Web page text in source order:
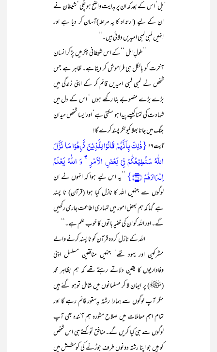
َبل‘ اس کے بعد کہ ان پر ہدایت واضح ہو چکی ‘ شیطان نے
ان کے لیے (ارتداد کا یہ مرحلہ)آسان کر دیا ہے اور
انہیں لمبی لمبی امیدیں دلائی ہیں۔‘‘
’’طولِ امل ‘‘کے اس شیطانی چکر میں پڑ کر انسان
آخرت کو بالکل ہی فراموش کر دیتاہے۔ ظاہر ہے جس
شخص نے لمبی لمبی امیدیں قائم کر کے اپنی زندگی میں
بڑے بڑے منصوبے بنا رکھے ہوں ‘ اس کے دل میں
شہادت کی تمنا کیسے پیدا ہو سکتی ہے‘ اورایسا شخص میدان
جنگ میں جانا بھلا کیونکر پسند کرے گا!
آیت ۲۶
{ذٰلِکَ بِاَنَّہُمۡ قَالُوۡا لِلَّذِیۡنَ کَرِہُوۡا مَا نَزَّلَ
اللّٰہُ سَنُطِیۡعُکُمۡ فِیۡ بَعۡضِ الۡاَمۡرِ ۚۖ وَ اللّٰہُ یَعۡلَمُ
اِسۡرَارَہُمۡ ﴿۲۶﴾}
’’یہ اس لیے ہوا کہ انہوں نے ان
لوگوں سے جنہیں اللہ کا نازل کیا ہوا (قرآن) نا پسند
ہے‘کہا کہ ہم بعض امور میں تمہاری اطاعت جاری رکھیں
گے۔ اور اللہ کو ان کی خفیہ باتوں کا خوب علم ہے۔‘‘
اللہ کے نازل کردہ قرآن کو نا پسند کرنے والے
مشرکین اور یہود تھے‘ جنہیں منافقین مسلسل اپنی
وفاداریوں کا یقین دلاتے رہتے تھے کہ ہم بظاہر محمد
(ﷺ) پر ایمان لا کر مسلمانوں میں شامل توہو گئے ہیں
مگر آپ لوگوں سے ہمارا رشتہ بدستور قائم رہے گا اور
تمام اہم معاملات میں صلاح مشورہ ہم آئندہ بھی آپ
لوگوں سے ہی کیا کریں گے۔منافق تو کہتے ہی اس شخص
کو ہیں جو اپنا رشتہ دونوں طرف جوڑنے کی کوشش میں